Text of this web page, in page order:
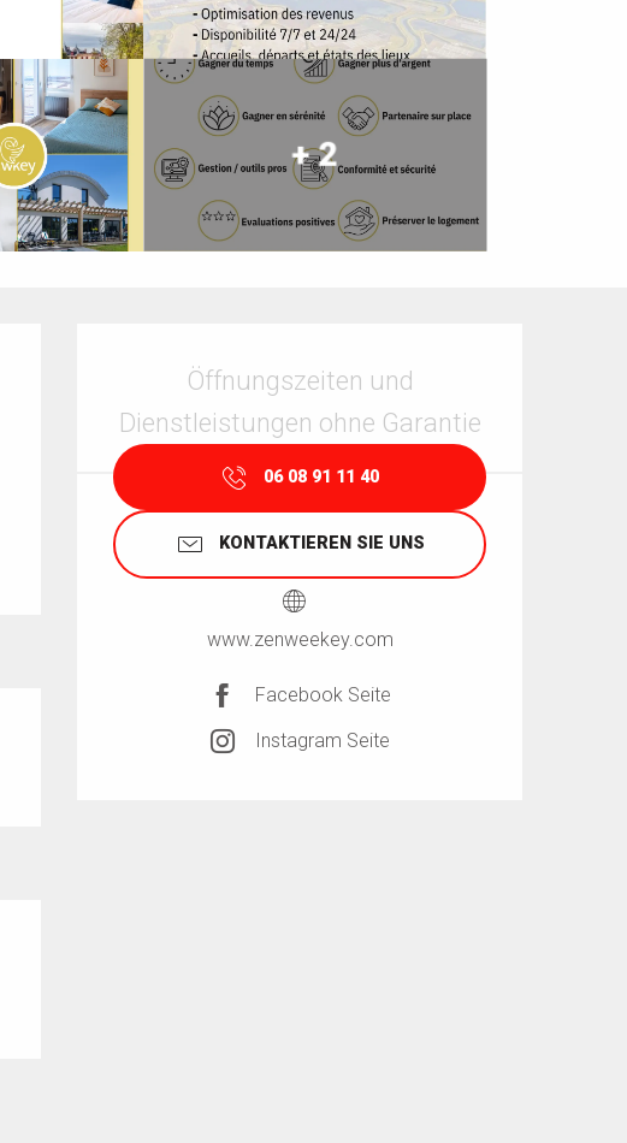
+ 2
Öffnungszeiten und
Dienstleistungen ohne Garantie
06 08 91 11 40
KONTAKTIEREN SIE UNS
www.zenweekey.com
Facebook Seite
Instagram Seite